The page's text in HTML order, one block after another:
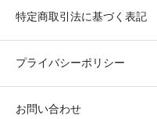
特定商取引法に基づく表記
プライバシーポリシー
お問い合わせ